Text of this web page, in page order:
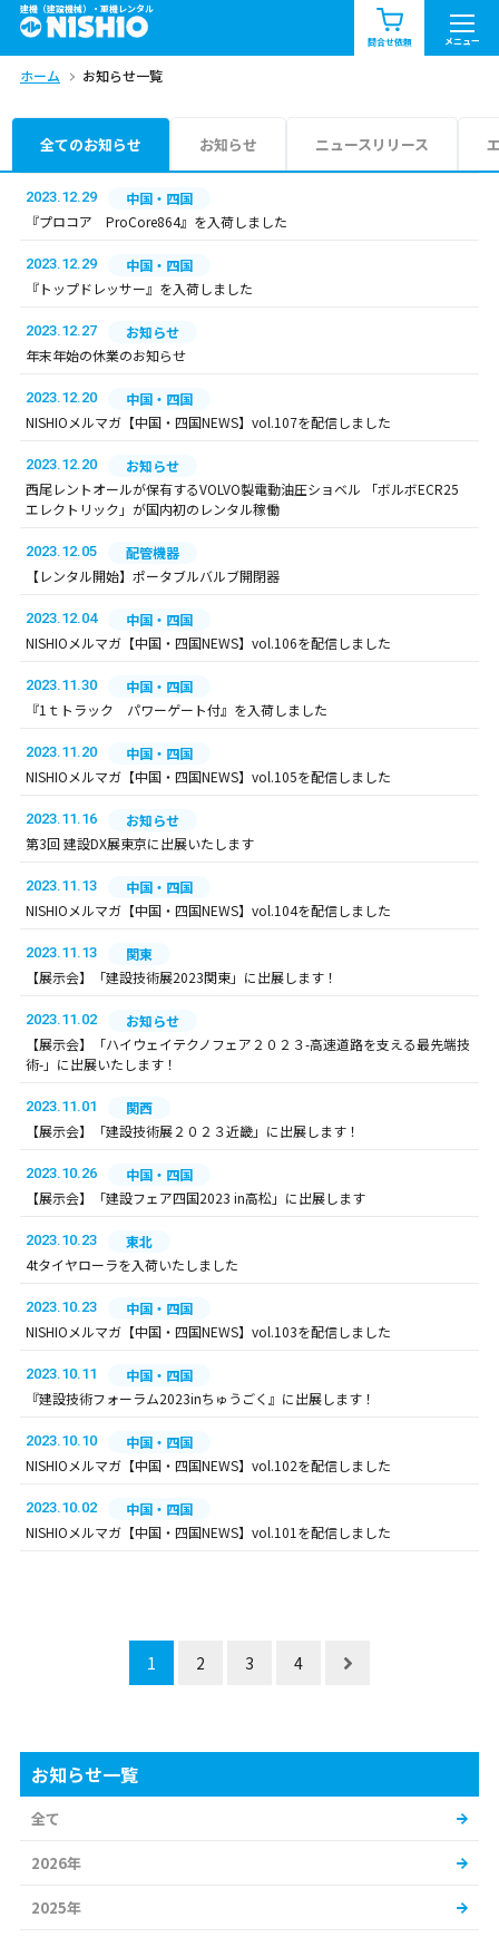
建機（建設機械）・重機レンタル
問合せ依頼 メニュー
商品一覧 お知らせ一覧
問合せ依頼リスト
エリア情報を見る
ホーム お知らせ一覧
全てのお知らせ お知らせ ニュースリリース
2023.12.29
中国・四国
『プロコア ProCore864』を入荷しました
2023.12.29
中国・四国
『トップドレッサー』を入荷しました
2023.12.27
お知らせ
年末年始の休業のお知らせ
2023.12.20
中国・四国
NISHIOメルマガ【中国・四国NEWS】vol.107を配信しました
2023.12.20
お知らせ
西尾レントオールが保有するVOLVO製電動油圧ショベル 「ボルボECR25
エレクトリック」が国内初のレンタル稼働
2023.12.05
配管機器
【レンタル開始】ポータブルバルブ開閉器
2023.12.04
中国・四国
NISHIOメルマガ【中国・四国NEWS】vol.106を配信しました
2023.11.30
中国・四国
『1ｔトラック パワーゲート付』を入荷しました
2023.11.20
中国・四国
NISHIOメルマガ【中国・四国NEWS】vol.105を配信しました
2023.11.16
お知らせ
第3回 建設DX展東京に出展いたします
2023.11.13
中国・四国
NISHIOメルマガ【中国・四国NEWS】vol.104を配信しました
2023.11.13
関東
【展示会】「建設技術展2023関東」に出展します！
2023.11.02
お知らせ
【展示会】「ハイウェイテクノフェア２０２３-高速道路を支える最先端技
術-」に出展いたします！
2023.11.01
関西
【展示会】「建設技術展２０２３近畿」に出展します！
2023.10.26
中国・四国
【展示会】「建設フェア四国2023 in高松」に出展します
2023.10.23
東北
4tタイヤローラを入荷いたしました
2023.10.23
中国・四国
NISHIOメルマガ【中国・四国NEWS】vol.103を配信しました
2023.10.11
中国・四国
『建設技術フォーラム2023inちゅうごく』に出展します！
2023.10.10
中国・四国
NISHIOメルマガ【中国・四国NEWS】vol.102を配信しました
2023.10.02
中国・四国
NISHIOメルマガ【中国・四国NEWS】vol.101を配信しました
1 2 3 4
お知らせ一覧
全て
2026年
2025年